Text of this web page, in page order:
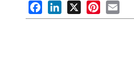
FacebookLinkedIn
X PinterestEmail